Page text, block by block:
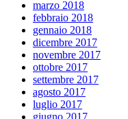
marzo 2018
febbraio 2018
gennaio 2018
dicembre 2017
novembre 2017
ottobre 2017
settembre 2017
agosto 2017
luglio 2017
giugno 2017